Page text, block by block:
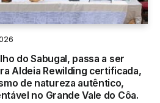
do Sabugal, passa a ser
Aldeia Rewilding certificada,
de natureza autêntico,
no Grande Vale do Côa.